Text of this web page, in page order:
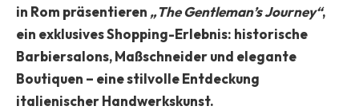
in Rom präsentieren „The Gentleman’s Journey“,
ein exklusives Shopping-Erlebnis: historische
Barbiersalons, Maßschneider und elegante
Boutiquen – eine stilvolle Entdeckung
italienischer Handwerkskunst.